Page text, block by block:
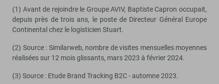
(1) Avant de rejoindre le Groupe AVIV, Baptiste Capron occupait,
depuis près de trois ans, le poste de Directeur Général Europe
Continental chez le logisticien Stuart.
(2) Source : Similarweb, nombre de visites mensuelles moyennes
réalisées sur 12 mois glissants, mars 2023 à février 2024.
(3) Source : Etude Brand Tracking B2C - automne 2023.